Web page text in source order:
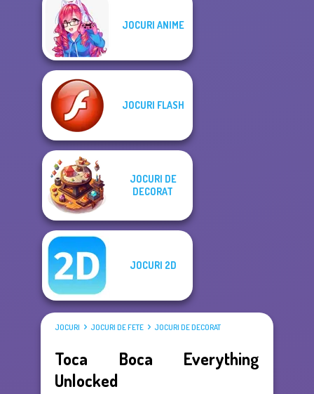
JOCURI ANIME
JOCURI FLASH
JOCURI DE
DECORAT
JOCURI 2D
JOCURI JOCURI DE FETE JOCURI DE DECORAT
Toca Boca Everything
Unlocked